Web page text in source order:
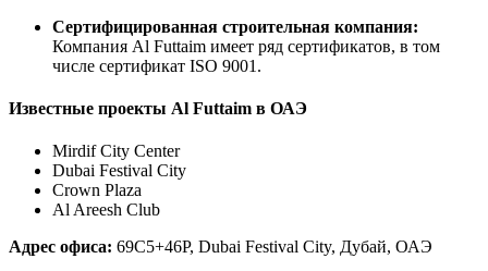
Сертифицированная строительная компания:
Компания Al Futtaim имеет ряд сертификатов, в том
числе сертификат ISO 9001.
Известные проекты Al Futtaim в ОАЭ
Mirdif City Center
Dubai Festival City
Crown Plaza
Al Areesh Club
Адрес офиса: 69C5+46P, Dubai Festival City, Дубай, ОАЭ